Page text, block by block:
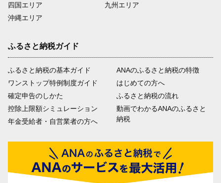
四国エリア
沖縄エリア
九州エリア
ふるさと納税ガイド
ふるさと納税の基本ガイド
ワンストップ特例制度ガイド
確定申告のしかた
控除上限額シミュレーション
年金受給者・自営業者の方へ
ANAのふるさと納税の特徴
はじめての方へ
ふるさと納税の流れ
動画でわかるANAのふるさと
納税